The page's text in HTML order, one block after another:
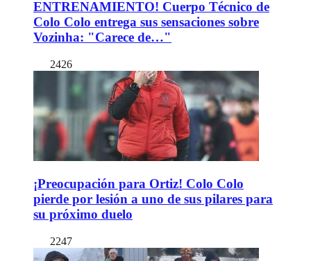
ENTRENAMIENTO! Cuerpo Técnico de
Colo Colo entrega sus sensaciones sobre
Vozinha: "Carece de…"
2426
¡Preocupación para Ortiz! Colo Colo
pierde por lesión a uno de sus pilares para
su próximo duelo
2247